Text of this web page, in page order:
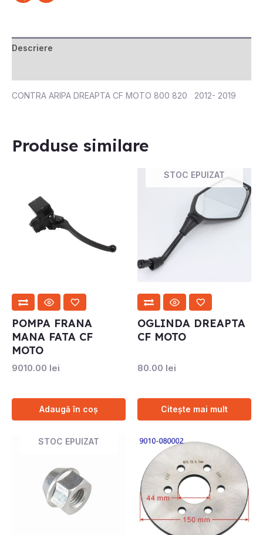
Descriere
CONTRA ARIPA DREAPTA CF MOTO 800 820 2012- 2019
Produse similare
POMPA FRANA
MANA FATA CF
MOTO
9010.00 lei
Adaugă în coș
STOC EPUIZAT
OGLINDA DREAPTA
CF MOTO
80.00 lei
Citește mai mult
STOC EPUIZAT